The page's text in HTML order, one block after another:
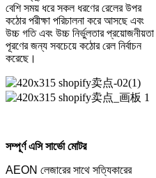
বেশি সময় ধরে সকল ধরণের রেলের উপর
কঠোর পরীক্ষা পরিচালনা করে আসছে এবং
উচ্চ গতি এবং উচ্চ নির্ভুলতার প্রয়োজনীয়তা
পূরণের জন্য সবচেয়ে কঠোর রেল নির্বাচন
করেছে।
সম্পূর্ণ এসি সার্ভো মোটর
AEON লেজারের সাথে সত্যিকারের